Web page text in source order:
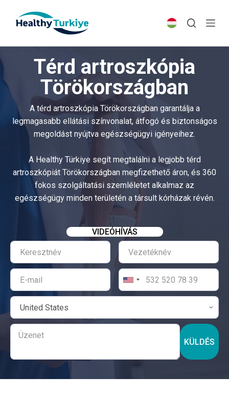
p
o
Térd artroszkópia
Törökországban
A térd artroszkópia Törökországban garantálja a
legmagasabb ellátási színvonalat, átfogó és biztonságos
megoldást nyújtva egészségügyi igényeihez.
A Healthy Türkiye segít megtalálni a legjobb térd
artroszkópiát Törökországban megfizethető áron, és 360
fokos szolgáltatási szemléletet alkalmaz az
egészségügy minden területén a társult kórházak révén.
VIDEÓHÍVÁS
KÜLDÉS